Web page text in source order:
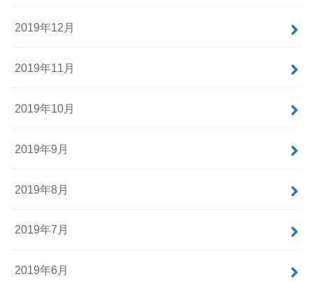
2019年12月
2019年11月
2019年10月
2019年9月
2019年8月
2019年7月
2019年6月